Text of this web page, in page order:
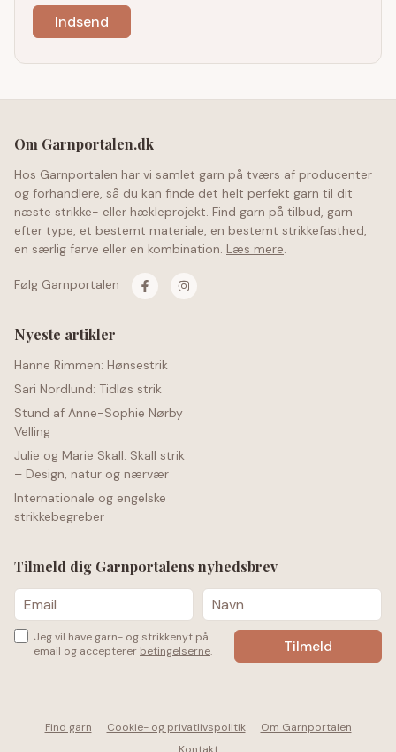
Om Garnportalen.dk
Hos Garnportalen har vi samlet garn på tværs af producenter
og forhandlere, så du kan finde det helt perfekt garn til dit
næste strikke- eller hækleprojekt. Find garn på tilbud, garn
efter type, et bestemt materiale, en bestemt strikkefasthed,
en særlig farve eller en kombination. Læs mere.
Følg Garnportalen
Nyeste artikler
Hanne Rimmen: Hønsestrik
Sari Nordlund: Tidløs strik
Stund af Anne-Sophie Nørby
Velling
Julie og Marie Skall: Skall strik
– Design, natur og nærvær
Internationale og engelske
strikkebegreber
Tilmeld dig Garnportalens nyhedsbrev
Jeg vil have garn- og strikkenyt på
email og accepterer betingelserne.
Find garn Cookie- og privatlivspolitik
Om Garnportalen